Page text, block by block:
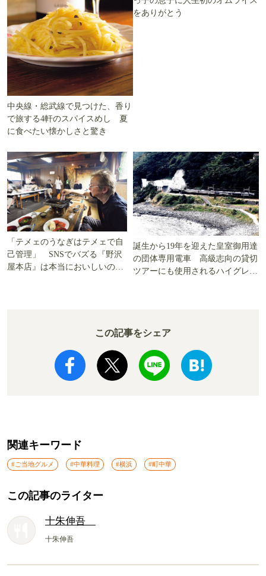
中央線・総武線で見つけた、香り
で旅する4軒のスパイスめし 夏
に食べたい懐かしさと驚き
をありがとう
「テメェのうなぎはテメェで自
己管理」 SNSでバズる『野沢
屋本店』は本当においしいの
誕生から19年を迎えた皇室御用達
の団体専用電車 高級志向の貸切
ツアーにも使用されるハイグレー
この記事をシェア
関連キーワード
#ご当地グルメ #中華料理 #横浜 #町中華
この記事のライター
十朱伸吾
十朱伸吾